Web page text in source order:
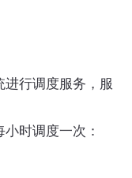
行调度服务，服
时调度一次：